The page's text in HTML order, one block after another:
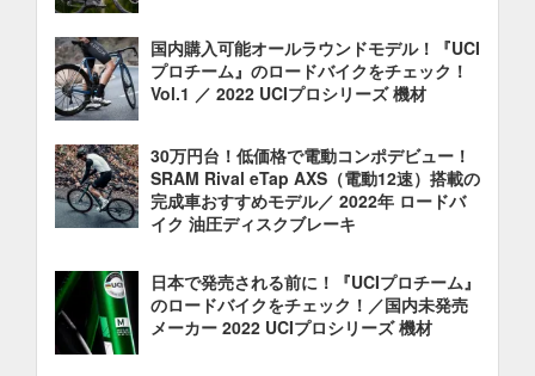
国内購入可能オールラウンドモデル！『UCI
プロチーム』のロードバイクをチェック！
Vol.1 ／ 2022 UCIプロシリーズ 機材
30万円台！低価格で電動コンポデビュー！
SRAM Rival eTap AXS（電動12速）搭載の
完成車おすすめモデル／ 2022年 ロードバ
イク 油圧ディスクブレーキ
日本で発売される前に！『UCIプロチーム』
のロードバイクをチェック！／国内未発売
メーカー 2022 UCIプロシリーズ 機材